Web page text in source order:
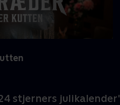
stjerners julikalender'